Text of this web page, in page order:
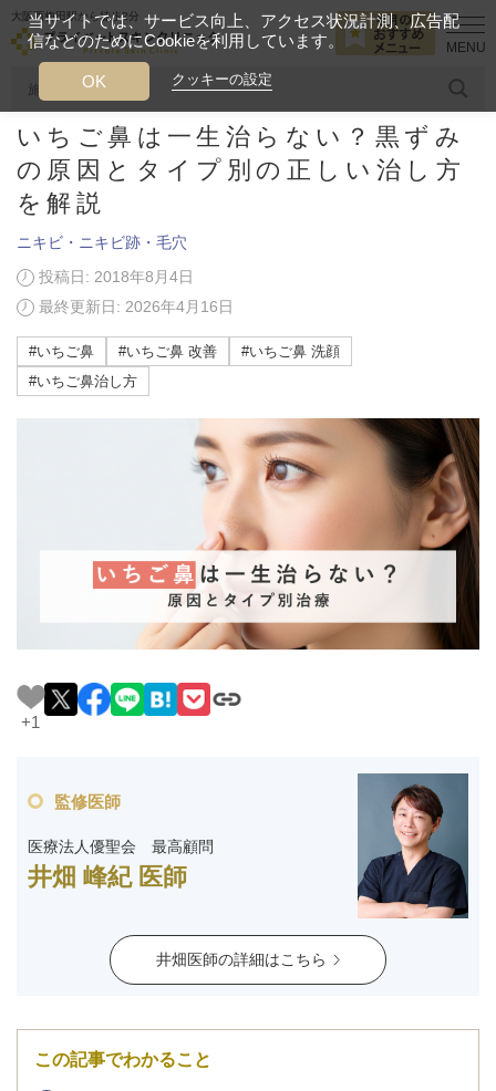
大阪西梅田駅から徒歩2分
人気のワード 糸リフト ヒアルロン酸 リジュランアイ
当クリニック月替わりのおすすめのメニュー
プライベートスキンクリニックが
選ばれる理由
医師紹介
スケジュール
西梅田から徒歩2分
予約方法に
ついて
アフターケア
美容ブログ ニキビ・ニキビ跡・毛穴 いちご鼻は一生治
いちご鼻は一生治らない？黒ずみ
の原因とタイプ別の正しい治し方
を解説
ニキビ・ニキビ跡・毛穴
投稿日: 2018年8月4日
最終更新日: 2026年4月16日
#いちご鼻 #いちご鼻 改善
#いちご鼻 洗顔
#いちご鼻治し方
+1
監修医師
医療法人優聖会 最高顧問
井畑 峰紀 医師
井畑医師の詳細はこちら
この記事でわかること
当サイトでは、サービス向上、アクセス状況計測、広告配
信などのためにCookieを利用しています。
クッキーの設定
OK